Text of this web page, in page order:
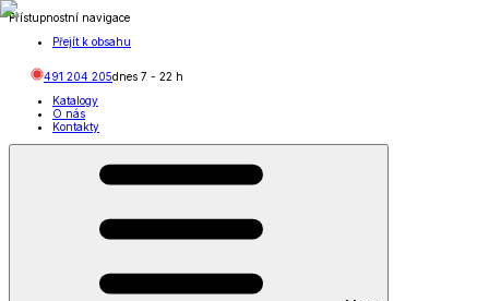
Přístupnostní navigace
Přejít k obsahu
491 204 205dnes 7 - 22 h
Katalogy
O nás
Kontakty